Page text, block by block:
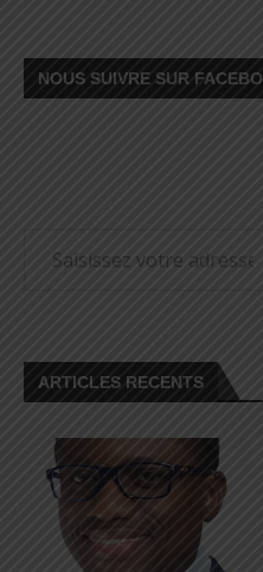
NOUS SUIVRE SUR
ARTICLES RECENTS